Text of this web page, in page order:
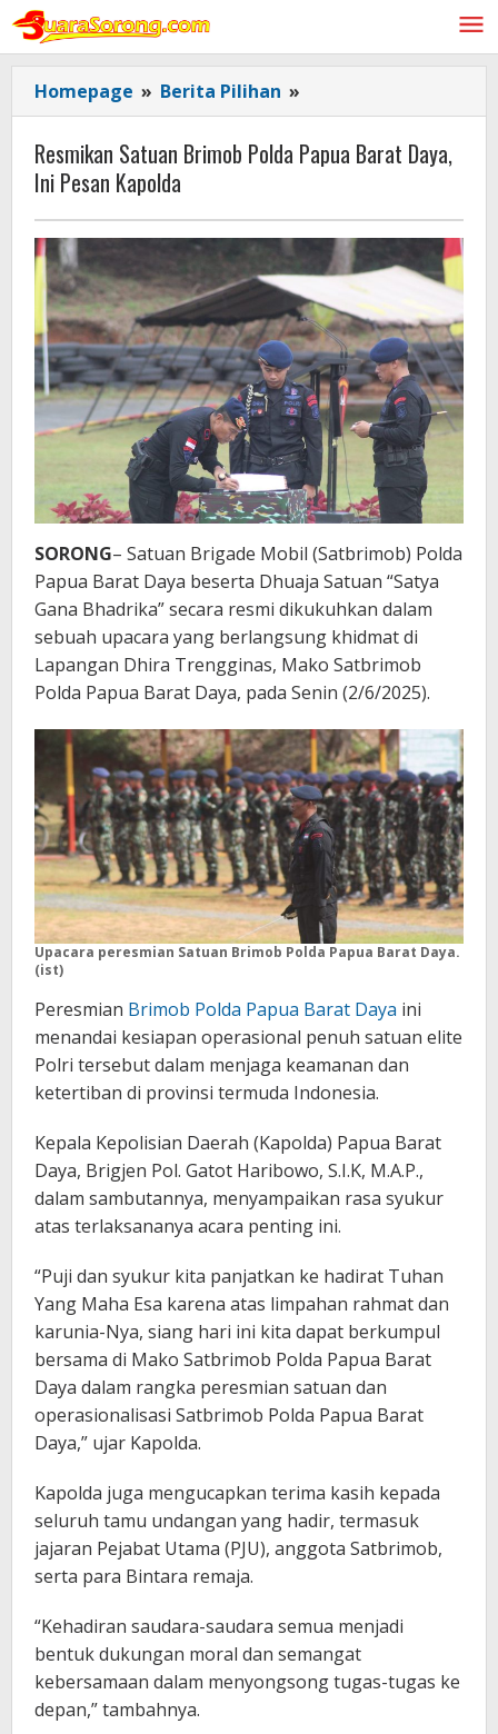
Lewati
konten
Homepage » Berita Pilihan »
Satuan
Brimob
Polda
Barat
Daya,
Ini
Pesan
Kapolda
Resmikan Satuan Brimob Polda Papua Barat Daya,
Ini Pesan Kapolda
SORONG– Satuan Brigade Mobil (Satbrimob) Polda
Papua Barat Daya beserta Dhuaja Satuan “Satya
Gana Bhadrika” secara resmi dikukuhkan dalam
sebuah upacara yang berlangsung khidmat di
Lapangan Dhira Trengginas, Mako Satbrimob
Polda Papua Barat Daya, pada Senin (2/6/2025).
Upacara peresmian Satuan Brimob Polda Papua Barat Daya.
(ist)
Peresmian Brimob Polda Papua Barat Daya ini
menandai kesiapan operasional penuh satuan elite
Polri tersebut dalam menjaga keamanan dan
ketertiban di provinsi termuda Indonesia.
Kepala Kepolisian Daerah (Kapolda) Papua Barat
Daya, Brigjen Pol. Gatot Haribowo, S.I.K, M.A.P.,
dalam sambutannya, menyampaikan rasa syukur
atas terlaksananya acara penting ini.
“Puji dan syukur kita panjatkan ke hadirat Tuhan
Yang Maha Esa karena atas limpahan rahmat dan
karunia-Nya, siang hari ini kita dapat berkumpul
bersama di Mako Satbrimob Polda Papua Barat
Daya dalam rangka peresmian satuan dan
operasionalisasi Satbrimob Polda Papua Barat
Daya,” ujar Kapolda.
Kapolda juga mengucapkan terima kasih kepada
seluruh tamu undangan yang hadir, termasuk
jajaran Pejabat Utama (PJU), anggota Satbrimob,
serta para Bintara remaja.
“Kehadiran saudara-saudara semua menjadi
bentuk dukungan moral dan semangat
kebersamaan dalam menyongsong tugas-tugas ke
depan,” tambahnya.